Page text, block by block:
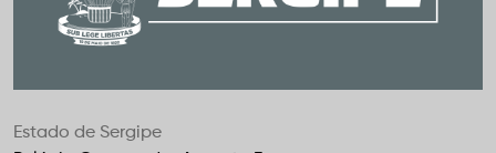
Estado de Sergipe